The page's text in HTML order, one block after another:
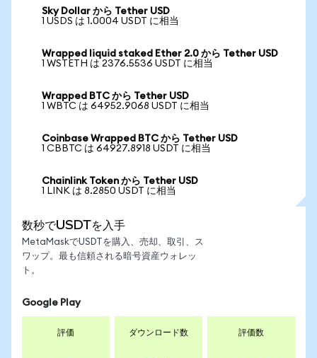
Sky Dollar から Tether USD
1 USDS は 1.0004 USDT に相当
Wrapped liquid staked Ether 2.0 から Tether USD
1 WSTETH は 2376.5536 USDT に相当
Wrapped BTC から Tether USD
1 WBTC は 64952.9068 USDT に相当
Coinbase Wrapped BTC から Tether USD
1 CBBTC は 64927.8918 USDT に相当
Chainlink Token から Tether USD
1 LINK は 8.2850 USDT に相当
数秒でUSDTを入手
MetaMaskでUSDTを購入、売却、取引、ス
ワップ。最も信頼される暗号資産ウォレッ
ト。
Google Play
評価 ダウンロード数 評価数